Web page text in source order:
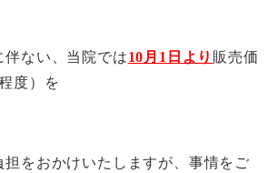
伴ない、当院では10月1日より 販売価
度）を
をおかけいたしますが、事情をご